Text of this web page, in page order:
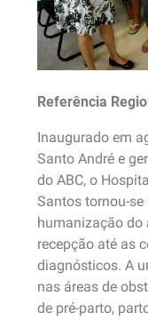
Referência
Inaugurado em
Santo André e
do ABC, o
Santos tornou-
humanização do
recepção até as
diagnósticos. A
nas áreas de
de pré-parto,